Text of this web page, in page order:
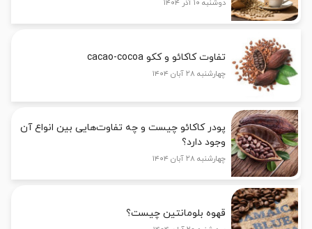
دوشنبه ۱۰ آذر ۱۴۰۴
تفاوت کاکائو و ککو cacao-cocoa
چهارشنبه ۲۸ آبان ۱۴۰۴
پودر کاکائو چیست و چه تفاوت‌هایی بین انواع آن
وجود دارد؟
چهارشنبه ۲۸ آبان ۱۴۰۴
قهوه بلومانتین چیست؟